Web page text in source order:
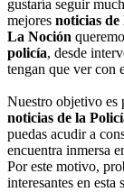
gustaría seguir
mejores noticias
La Noción
policía, desde
tengan que ver con
Nuestro objetivo es
noticias de la
puedas acudir a
encuentra inmersa
Por este motivo,
interesantes en